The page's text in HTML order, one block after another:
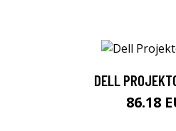
DELL
86.18